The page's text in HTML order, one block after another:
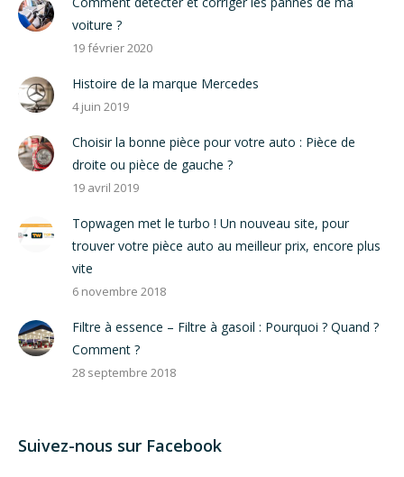
voiture ?
19 février 2020
Histoire de la marque Mercedes
4 juin 2019
Choisir la bonne pièce pour votre auto : Pièce de
droite ou pièce de gauche ?
19 avril 2019
Topwagen met le turbo ! Un nouveau site, pour
trouver votre pièce auto au meilleur prix, encore plus
vite
6 novembre 2018
Filtre à essence – Filtre à gasoil : Pourquoi ? Quand ?
Comment ?
28 septembre 2018
Suivez-nous sur Facebook